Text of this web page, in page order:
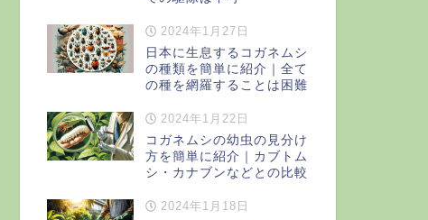
2024年1月27日
日本に生息するコガネムシ
の種類を簡単に紹介｜全て
の種を網羅することは困難
2024年1月22日
コガネムシの幼虫の見分け
方を簡単に紹介｜カブトム
シ・カナブンなどとの比較
2024年1月18日